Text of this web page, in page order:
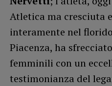
Atletica ma cresciuta
interamente nel
Piacenza, ha
femminili con un
testimonianza del